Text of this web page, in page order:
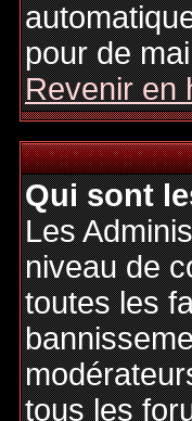
pour de
Revenir en
Qui sont
Les
niveau de
toutes les
tous les